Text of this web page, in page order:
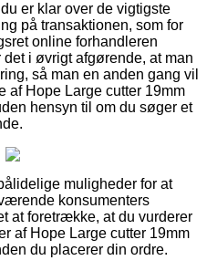
er klar over de vigtigste
på transaktionen, som for
online forhandleren
i øvrigt afgørende, at man
så man en anden gang vil
af Hope Large cutter 19mm
hensyn til om du søger et
muligheder for at
konsumenters
at foretrække, at du vurderer
af Hope Large cutter 19mm
du placerer din ordre.